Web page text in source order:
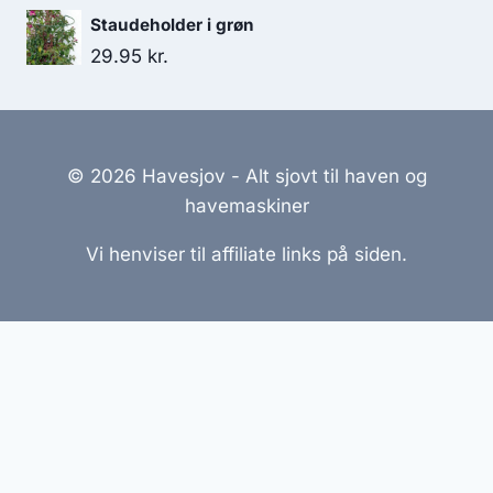
Staudeholder i grøn
29.95 kr.
© 2026 Havesjov - Alt sjovt til haven og
havemaskiner
Vi henviser til affiliate links på siden.